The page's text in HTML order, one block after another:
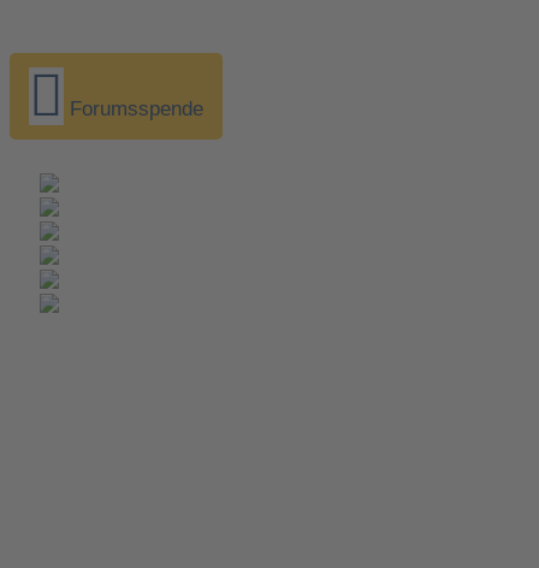
Forumsspende